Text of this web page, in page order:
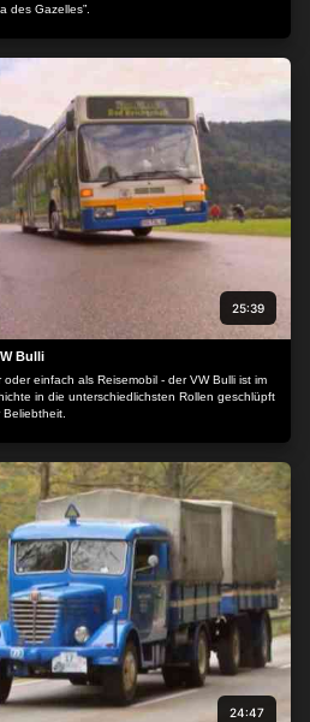
des Gazelles”.
25:39
Bulli
einfach als Reisemobil - der VW Bulli ist im
in die unterschiedlichsten Rollen geschlüpft
24:47